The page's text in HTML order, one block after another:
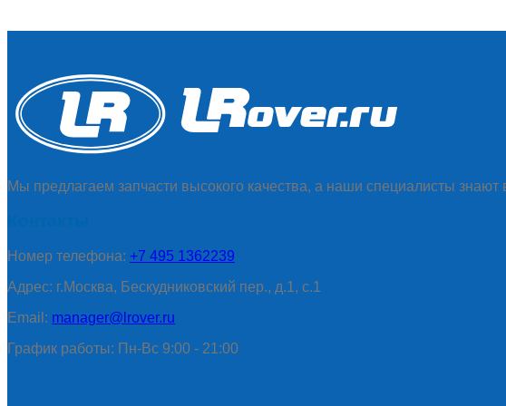
Мы предлагаем запчасти высокого качества, а наши специалисты
Номер телефона: +7 495 1362239
Адрес: г.Москва, Бескудниковский пер., д.1, с.1
Email: manager@lrover.ru
График работы: Пн-Вс 9:00 - 21:00